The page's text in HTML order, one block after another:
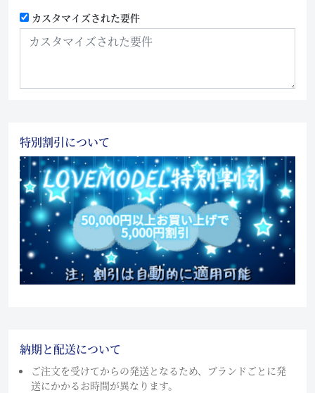
カスタマイズされた要件
特別割引について
納期と配送について
ご注文を受けてからの発送となるため、ブランドごとに発
送にかかるお時間が異なります。